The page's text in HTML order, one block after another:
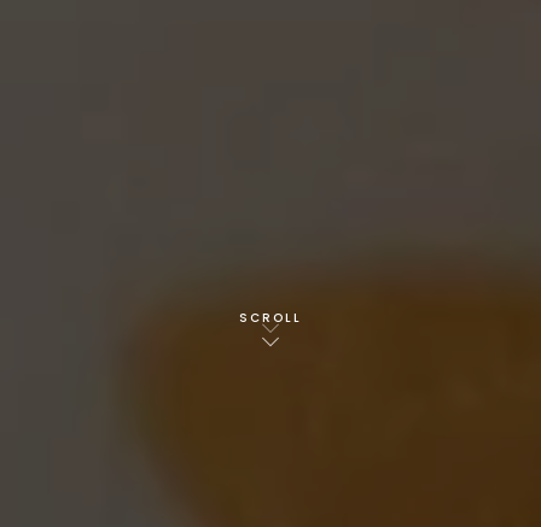
SCROLL